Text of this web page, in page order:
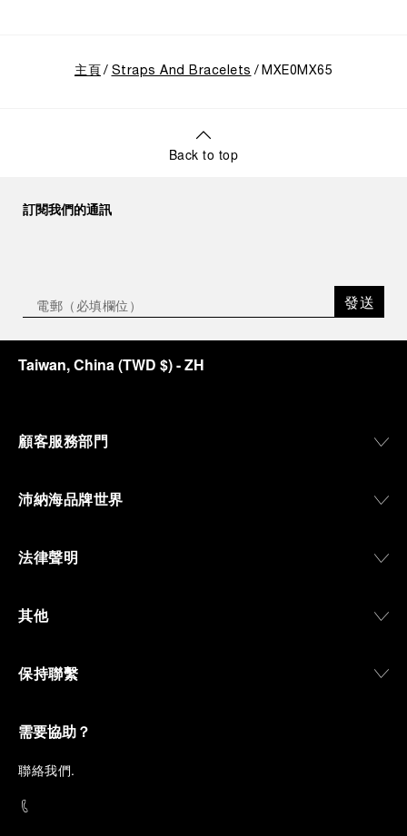
主頁 Straps And Bracelets MXE0MX65
Back to top
訂閱我們的通訊
發送
Taiwan, China(TWD $)- ZH
顧客服務部門
沛納海品牌世界
法律聲明
其他
保持聯繫
需要協助？
聯絡我們.